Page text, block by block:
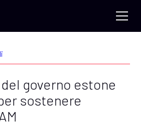
governo estone
sostenere